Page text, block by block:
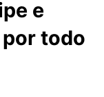
e
todo